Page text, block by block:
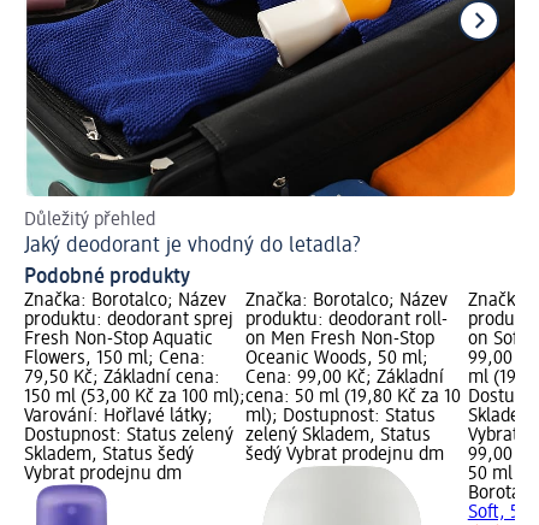
Důležitý přehled
Jaký deodorant je vhodný do letadla?
Podobné produkty
Značka: Borotalco; Název
produktu: deodorant sprej
Fresh Non-Stop Aquatic
Flowers, 150 ml; Cena:
79,50 Kč; Základní cena:
150 ml (53,00 Kč za 100 ml);
Varování: Hořlavé látky;
Dostupnost: Status zelený
Skladem, Status šedý
Vybrat prodejnu dm
Značka: Borotalco; Název
produktu: deodorant roll-
on Men Fresh Non-Stop
Oceanic Woods, 50 ml;
Cena: 99,00 Kč; Základní
cena: 50 ml (19,80 Kč za 10
ml); Dostupnost: Status
zelený Skladem, Status
šedý Vybrat prodejnu dm
Značka:
on Soft,
99,00
ml
Vybrat
99,00 Kč
50 ml
Soft, 50